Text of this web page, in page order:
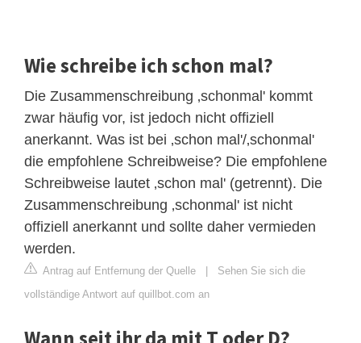
Wie schreibe ich schon mal?
Die Zusammenschreibung ‚schonmal' kommt
zwar häufig vor, ist jedoch nicht offiziell
anerkannt. Was ist bei ‚schon mal'/‚schonmal'
die empfohlene Schreibweise? Die empfohlene
Schreibweise lautet ‚schon mal' (getrennt). Die
Zusammenschreibung ‚schonmal' ist nicht
offiziell anerkannt und sollte daher vermieden
werden.
Antrag auf Entfernung der Quelle | Sehen Sie sich die
vollständige Antwort auf quillbot.com an
Wann seit ihr da mit T oder D?